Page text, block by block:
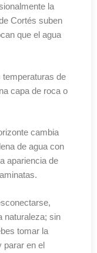
la
Cortés suben
que el agua
de
capa de roca o
cambia
de agua con
apariencia de
naturaleza; sin
tomar la
parar en el